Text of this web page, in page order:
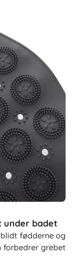
under badet
fødderne og
grebet